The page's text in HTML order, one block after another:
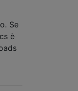
Se
è